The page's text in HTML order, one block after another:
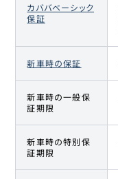
カババベーシック
保証
新車時の保証
新車時の一般保
証期限
新車時の特別保
証期限